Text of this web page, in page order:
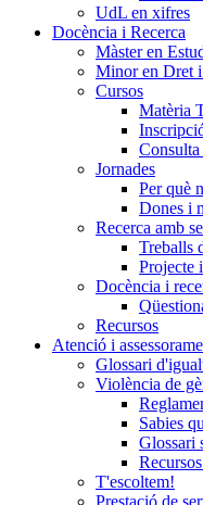
UdL en xifres
Docència i Recerca
Màster en
Minor en Dret
Cursos
Matèria
Jornades
Per què
Dones i
Recerca amb
Treballs
Projecte
Docència i
Recursos
Atenció i
Glossari
Violència de
Sabies
Glossari
T'escoltem!
Prestació de